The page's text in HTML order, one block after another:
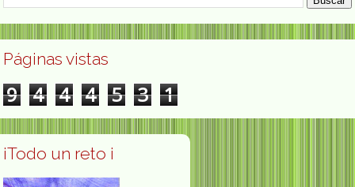
Páginas vistas
9 4 4 4 5 3 1
¡Todo un reto ¡